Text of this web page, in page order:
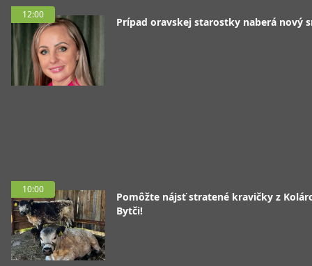
12:00
Prípad oravskej starostky naberá nový
10:00
Pomôžte nájsť stratené kravičky z
Bytči!